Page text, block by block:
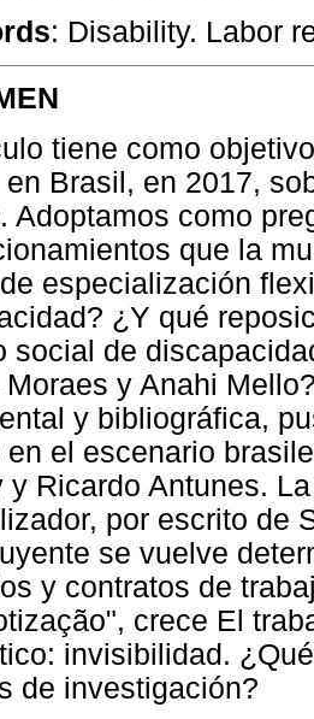
: Disability. Labor
tiene como
en Brasil, en 2017,
Adoptamos como
que la
especialización
¿Y qué
social de
Moraes y Anahi
y bibliográfica,
en el escenario
y Ricardo Antunes.
por escrito de
se vuelve
y contratos de
crece El
invisibilidad.
de investigación?